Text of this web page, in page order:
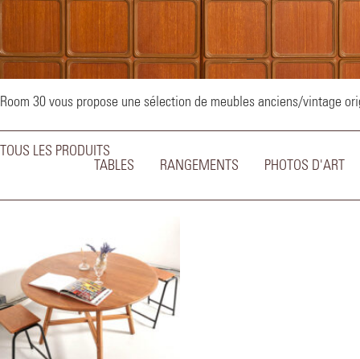
–
Room 30 vous propose une sélection de meubles anciens/vintage
TOUS LES PRODUITS
PHOTOS D'ART
RANGEMENTS
TABLES